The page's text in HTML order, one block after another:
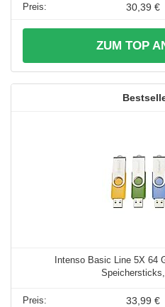
30,39 €
ZUM TOP
Intenso Basic Line 5X 64
33,99 €